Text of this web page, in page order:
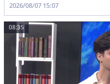
2026/08/07 15:07
08:35